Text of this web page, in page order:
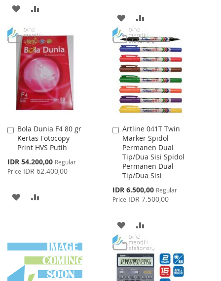
ADD
WISH
LIST
COMPARE
ADD
TO
WISH
LIST
TO
COMPARE
Bola Dunia F4 80 gr
Kertas Fotocopy
Print HVS Putih
Special
Price
IDR 54.200,00 Regular
Price IDR 62.400,00
Add
to
Cart
ADD
Artline 041T Twin
Marker Spidol
Permanen Dual
Tip/Dua Sisi Spidol
Permanen Dual
Tip/Dua Sisi
Special
Price
IDR 6.500,00 Regular
Price IDR 7.500,00
Add
to
Cart
ADD
TO
WISH
LIST
TO
COMPARE